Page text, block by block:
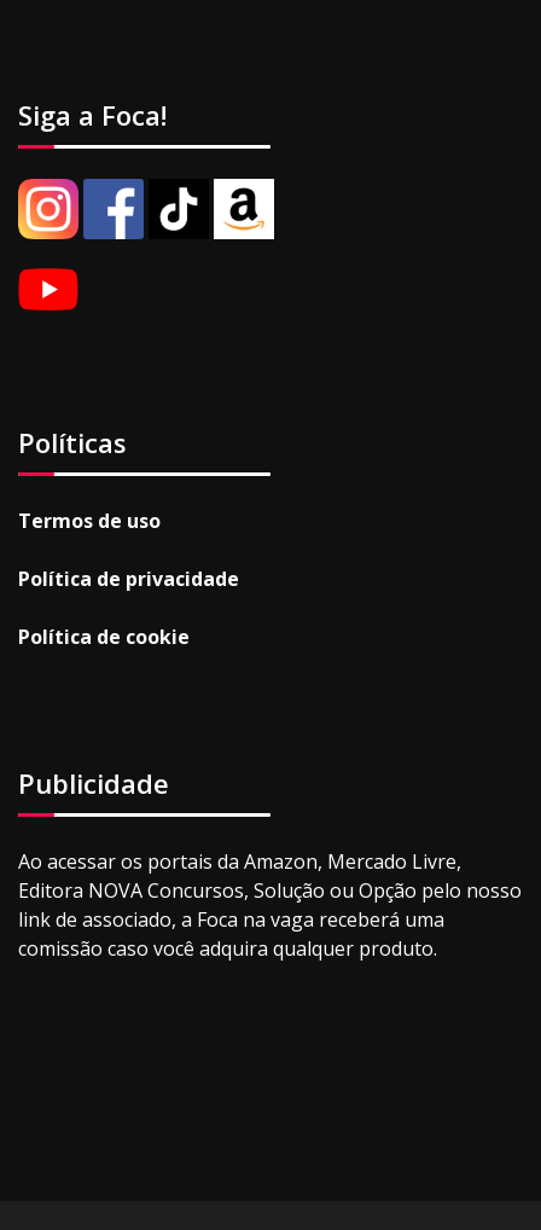
Siga a Foca!
Políticas
Termos de uso
Política de privacidade
Política de cookie
Publicidade
Ao acessar os portais da Amazon, Mercado Livre,
Editora NOVA Concursos, Solução ou Opção pelo nosso
link de associado, a Foca na vaga receberá uma
comissão caso você adquira qualquer produto.